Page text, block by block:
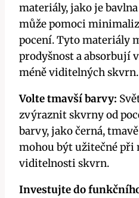
materiály, jako je
může pomoci
pocení. Tyto materiály
prodyšnost a absorbují
méně viditelných skvrn.
Volte tmavší barvy:
zvýraznit skvrny od
barvy, jako černá,
mohou být užitečné
viditelnosti skvrn.
Investujte do